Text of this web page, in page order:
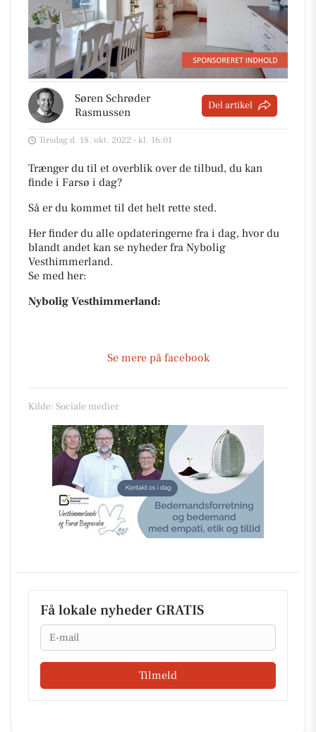
Søren Schrøder
Rasmussen
Del artikel
Tirsdag d. 18. okt. 2022 - kl. 16:01
Trænger du til et overblik over de tilbud, du kan
finde i Farsø i dag?
Så er du kommet til det helt rette sted.
Her finder du alle opdateringerne fra i dag, hvor du
blandt andet kan se nyheder fra Nybolig
Vesthimmerland.
Se med her:
Nybolig Vesthimmerland:
Se mere på facebook
Kilde: Sociale medier
Få lokale nyheder GRATIS
Email
Tilmeld